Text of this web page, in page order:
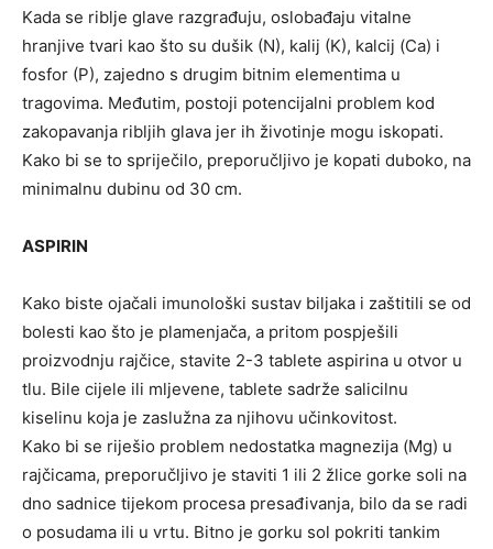
Kada se riblje glave razgrađuju, oslobađaju vitalne
hranjive tvari kao što su dušik (N), kalij (K), kalcij (Ca) i
fosfor (P), zajedno s drugim bitnim elementima u
tragovima. Međutim, postoji potencijalni problem kod
zakopavanja ribljih glava jer ih životinje mogu iskopati.
Kako bi se to spriječilo, preporučljivo je kopati duboko, na
minimalnu dubinu od 30 cm.
ASPIRIN
Kako biste ojačali imunološki sustav biljaka i zaštitili se od
bolesti kao što je plamenjača, a pritom pospješili
proizvodnju rajčice, stavite 2-3 tablete aspirina u otvor u
tlu. Bile cijele ili mljevene, tablete sadrže salicilnu
kiselinu koja je zaslužna za njihovu učinkovitost.
Kako bi se riješio problem nedostatka magnezija (Mg) u
rajčicama, preporučljivo je staviti 1 ili 2 žlice gorke soli na
dno sadnice tijekom procesa presađivanja, bilo da se radi
o posudama ili u vrtu. Bitno je gorku sol pokriti tankim